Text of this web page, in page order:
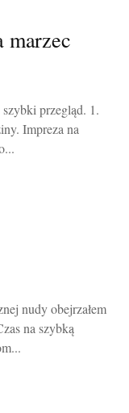
marzec
przegląd. 1.
Impreza na
nudy obejrzałem
na szybką